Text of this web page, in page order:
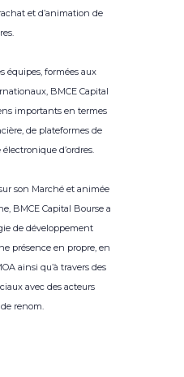
et d’animation de
équipes, formées aux
BMCE Capital
importants en termes
de plateformes de
d’ordres.
son Marché et animée
BMCE Capital Bourse a
de développement
présence en propre, en
ainsi qu’à travers des
avec des acteurs
renom.